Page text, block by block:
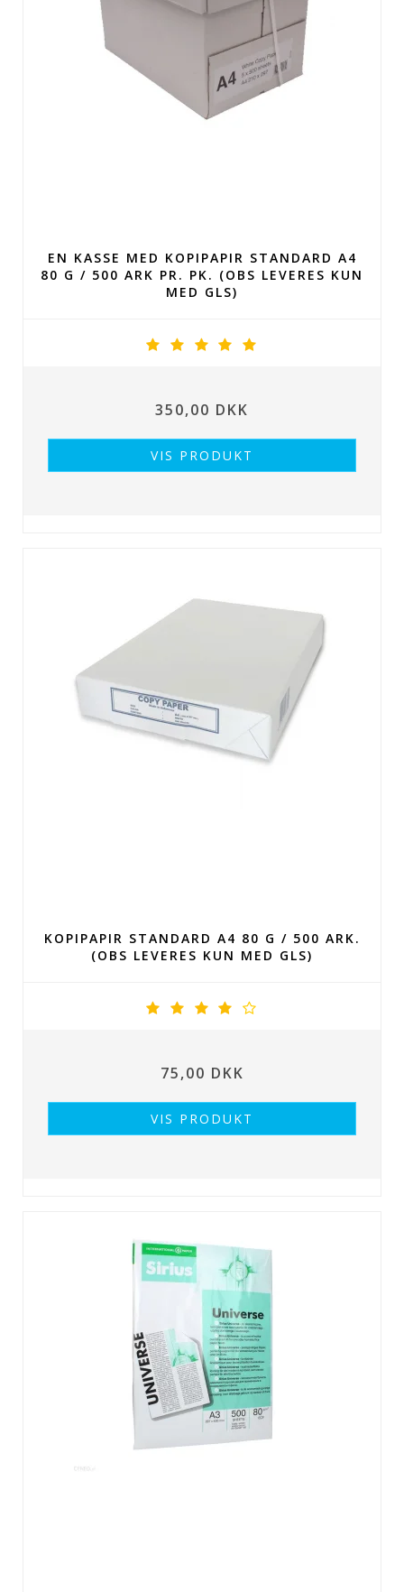
EN KASSE MED KOPIPAPIR STANDARD A4
80 G / 500 ARK PR. PK. (OBS LEVERES KUN
MED GLS)
350,00 DKK
VIS PRODUKT
KOPIPAPIR STANDARD A4 80 G / 500 ARK.
(OBS LEVERES KUN MED GLS)
75,00 DKK
VIS PRODUKT